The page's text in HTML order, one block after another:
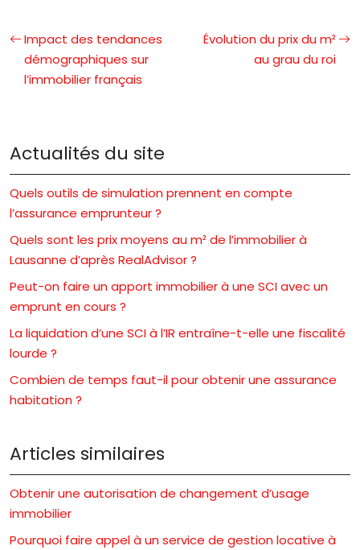
Impact des tendances
démographiques sur
l’immobilier français
Évolution du prix du m²
au grau du roi
Actualités du site
Quels outils de simulation prennent en compte
l’assurance emprunteur ?
Quels sont les prix moyens au m² de l’immobilier à
Lausanne d’après RealAdvisor ?
Peut-on faire un apport immobilier à une SCI avec un
emprunt en cours ?
La liquidation d’une SCI à l’IR entraîne-t-elle une fiscalité
lourde ?
Combien de temps faut-il pour obtenir une assurance
habitation ?
Articles similaires
Obtenir une autorisation de changement d’usage
immobilier
Pourquoi faire appel à un service de gestion locative à